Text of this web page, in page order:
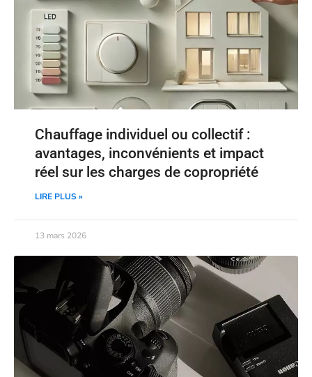
Chauffage individuel ou collectif :
avantages, inconvénients et impact
réel sur les charges de copropriété
LIRE PLUS »
13 mars 2026